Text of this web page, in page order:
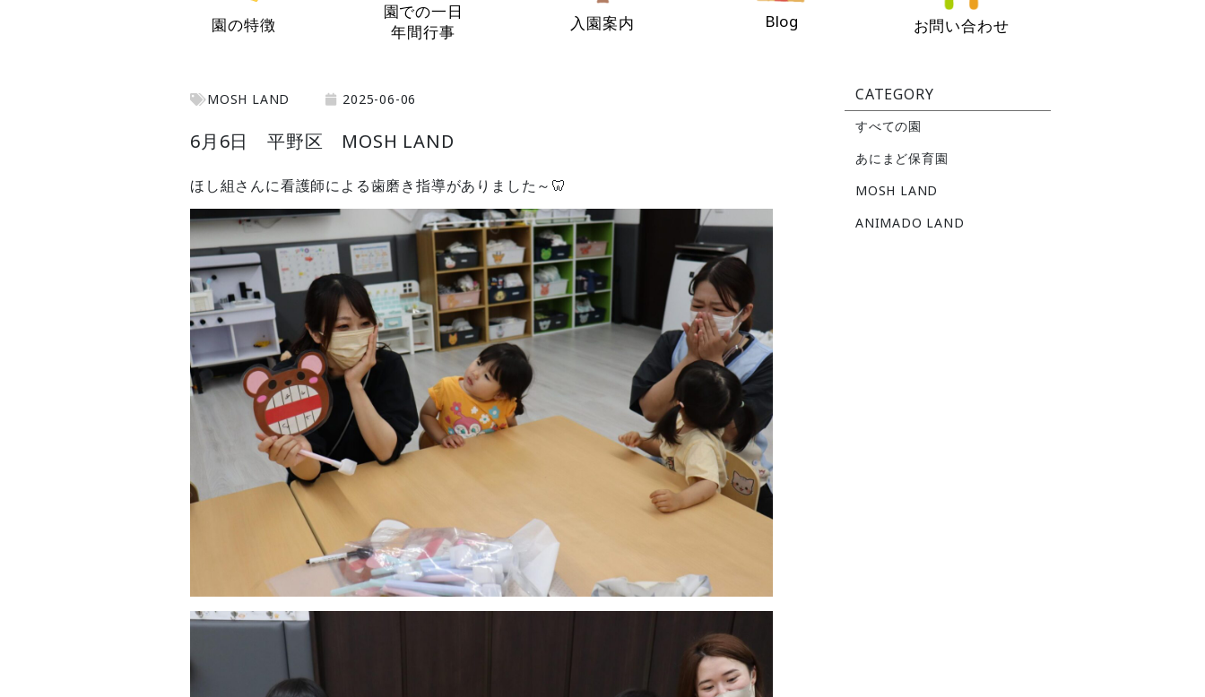
園の特徴
園での一日
年間行事
入園案内 Blog お問い合わせ
MOSH LAND 2025-06-06
6月6日 平野区 MOSH LAND
ほし組さんに看護師による歯磨き指導がありました～🦷
CATEGORY
すべての園
あにまど保育園
MOSH LAND
ANIMADO LAND